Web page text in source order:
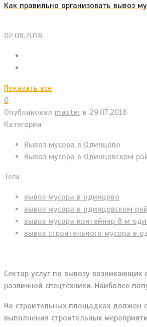
Как правильно организовать вывоз
02.08.2018
Показать все
0
Опубликовал master в 29.07.2018
Категории
Вывоз мусора в Одинцово
Вывоз мусора в Одинцовском
Теги
вывоз мусора в одинцово
вывоз мусора в одинцовском
вывоз мусора контейнер 8 м
вывоз строительного мусора в
Сектор услуг по вывозу
различной спецтехники. Наиболее
На строительных площадках должен
выполнения строительных